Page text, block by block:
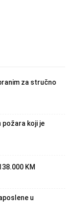
za stručno
koji je
KM
u